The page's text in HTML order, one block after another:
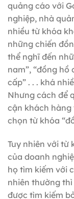
quảng cáo với
nghiệp, nhà
nhiều từ khóa
những chiến
thể nghĩ đến
nam”, “đồng hồ
cấp” . . . khá
Nhưng cách để
cận khách
chọn từ khóa
Tuy nhiên với từ
của doanh
họ tìm kiếm với
nhiên thường
được tìm kiếm